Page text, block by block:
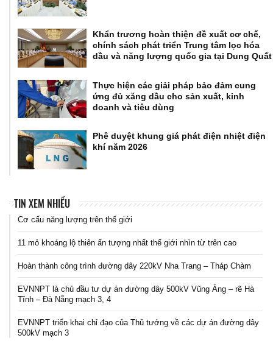
Khẩn trương hoàn thiện đề xuất cơ chế,
chính sách phát triển Trung tâm lọc hóa
dầu và năng lượng quốc gia tại Dung Quất
Thực hiện các giải pháp bảo đảm cung
ứng đủ xăng dầu cho sản xuất, kinh
doanh và tiêu dùng
Phê duyệt khung giá phát điện nhiệt điện
khí năm 2026
TIN XEM NHIỀU
Cơ cấu năng lượng trên thế giới
11 mỏ khoáng lộ thiên ấn tượng nhất thế giới nhìn từ trên cao
Hoàn thành công trình đường dây 220kV Nha Trang – Tháp Chàm
EVNNPT là chủ đầu tư dự án đường dây 500kV Vũng Áng – rẽ Hà
Tĩnh – Đà Nẵng mạch 3, 4
EVNNPT triển khai chỉ đạo của Thủ tướng về các dự án đường dây
500kV mạch 3